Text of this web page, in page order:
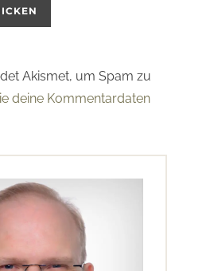
Akismet, um Spam zu
deine Kommentardaten